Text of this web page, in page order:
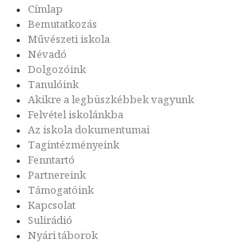
Címlap
Bemutatkozás
Művészeti iskola
Névadó
Dolgozóink
Tanulóink
Akikre a legbüszkébbek vagyunk
Felvétel iskolánkba
Az iskola dokumentumai
Tagintézményeink
Fenntartó
Partnereink
Támogatóink
Kapcsolat
Sulirádió
Nyári táborok